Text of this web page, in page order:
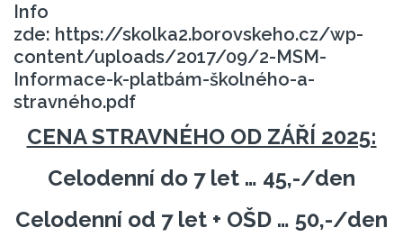
Info
zde: https://skolka2.borovskeho.cz/wp-
content/uploads/2017/09/2-MSM-
Informace-k-platbám-školného-a-
stravného.pdf
CENA STRAVNÉHO OD ZÁŘÍ 2025:
Celodenní do 7 let … 45,-/den
Celodenní od 7 let + OŠD … 50,-/den